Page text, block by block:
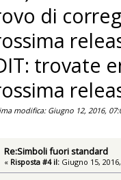
di
trovate
modifica: Giugno 12, 2016,
Re:Simboli fuori standard
« Risposta #4 il: Giugno 15,